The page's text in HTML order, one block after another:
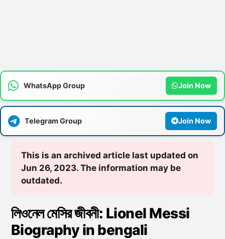
WhatsApp Group Join Now
Telegram Group Join Now
This is an archived article last updated on
Jun 26, 2023. The information may be
outdated.
লিওনেল মেসির জীবনী: Lionel Messi
Biography in bengali